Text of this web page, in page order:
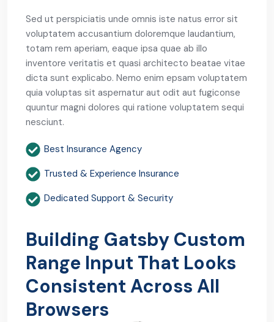
Sed ut perspiciatis unde omnis iste natus error sit
voluptatem accusantium doloremque laudantium,
totam rem aperiam, eaque ipsa quae ab illo
inventore veritatis et quasi architecto beatae vitae
dicta sunt explicabo. Nemo enim epsam voluptatem
quia voluptas sit aspernatur aut odit aut fugiconse
quuntur magni dolores qui ratione voluptatem sequi
nesciunt.
Best Insurance Agency
Trusted & Experience Insurance
Dedicated Support & Security
Building Gatsby Custom
Range Input That Looks
Consistent Across All
Browsers